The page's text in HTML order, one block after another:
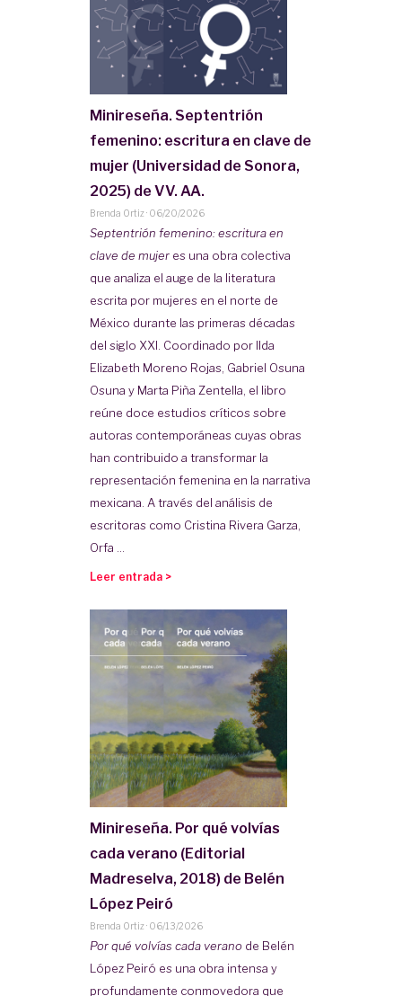
Minireseña. Septentrión
femenino: escritura en clave de
mujer (Universidad de Sonora,
2025) de VV. AA.
Brenda Ortiz · 06/20/2026
Septentrión femenino: escritura en
clave de mujeres una obra colectiva
que analiza el auge de la literatura
escrita por mujeres en el norte de
México durante las primeras décadas
del siglo XXI. Coordinado por Ilda
Elizabeth Moreno Rojas, Gabriel Osuna
Osuna y Marta Piña Zentella, el libro
reúne doce estudios críticos sobre
autoras contemporáneas cuyas obras
han contribuido a transformar la
representación femenina en la narrativa
mexicana. A través del análisis de
escritoras como Cristina Rivera Garza,
Orfa ...
Leer entrada >
Minireseña. Por qué volvías
cada verano (Editorial
Madreselva, 2018) de Belén
López Peiró
Brenda Ortiz · 06/13/2026
Por qué volvías cada veranode Belén
López Peiró es una obra intensa y
profundamente conmovedora que